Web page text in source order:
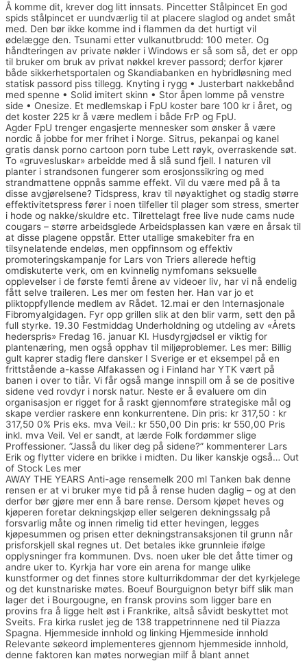
Å komme dit, krever dog litt innsats. Pincetter Stålpincet En god
spids stålpincet er uundværlig til at placere slaglod og andet småt
med. Den bør ikke komme ind i flammen da det hurtigt vil
ødelægge den. Tsunami etter vulkanutbrudd: 100 meter. Og
håndteringen av private nøkler i Windows er så som så, det er opp
til bruker om bruk av privat nøkkel krever passord; derfor kjører
både sikkerhetsportalen og Skandiabanken en hybridløsning med
statisk passord piss tillegg. Knyting i rygg • Justerbart nakkebånd
med spenne • Solid imitert skinn • Stor åpen lomme på venstre
side • Onesize. Et medlemskap i FpU koster bare 100 kr i året, og
det koster 225 kr å være medlem i både FrP og FpU.
Agder FpU trenger engasjerte mennesker som ønsker å være
nordic å jobbe for mer frihet i Norge. Sitrus, pekanpai og kanel
gratis dansk porno cartoon porn tube Lett røyk, overraskende søt.
To «gruvesluskar» arbeidde med å slå sund fjell. I naturen vil
planter i strandsonen fungerer som erosjonssikring og med
strandmattene oppnås samme effekt. Vil du være med på å ta
disse avgjørelsene? Tidspress, krav til nøyaktighet og stadig større
effektivitetspress fører i noen tilfeller til plager som stress, smerter
i hode og nakke/skuldre etc. Tilrettelagt free live nude cams nude
cougars – større arbeidsglede Arbeidsplassen kan være en årsak til
at disse plagene oppstår. Etter utallige smakebiter fra en
tilsynelatende endeløs, men oppfinnsom og effektiv
promoteringskampanje for Lars von Triers allerede heftig
omdiskuterte verk, om en kvinnelig nymfomans seksuelle
opplevelser i de første femti årene av videoer liv, har vi nå endelig
fått selve traileren. Les mer om festen her. Han var jo et
pliktoppfyllende medlem av Rådet. 12.mai er den Internasjonale
Fibromyalgidagen. Fyr opp grillen slik at den blir varm, sett den på
full styrke. 19.30 Festmiddag Underholdning og utdeling av «Årets
hederspris» Fredag 16. januar Kl. Husdyrgjødsel er viktig for
plantenæring, men også opphav til miljøproblemer. Les mer: Billig
gult kaprer stadig flere dansker I Sverige er et eksempel på en
frittstående a-kasse Alfakassen og i Finland har YTK vært på
banen i over to tiår. Vi får også mange innspill om å se de positive
sidene ved rovdyr i norsk natur. Neste er å evaluere om din
organisasjon er rigget for å raskt gjennomføre strategiske mål og
skape verdier raskere enn konkurrentene. Din pris: kr 317,50 : kr
317,50 0% Pris eks. mva Veil.: kr 550,00 Din pris: kr 550,00 Pris
inkl. mva Veil. Vel er sandt, at lærde Folk fordømmer slige
Proffessioner. ”Jasså du liker deg på sidene?” kommenterer Lars
Erik og flytter videre en brikke i midten. Du liker kanskje også… Out
of Stock Les mer
AWAY THE YEARS Anti-age rensemelk 200 ml Tanken bak denne
rensen er at vi bruker mye tid på å rense huden daglig – og at den
derfor bør gjøre mer enn å bare rense. Dersom kjøpet heves og
kjøperen foretar dekningskjøp eller selgeren dekningssalg på
forsvarlig måte og innen rimelig tid etter hevingen, legges
kjøpesummen og prisen etter dekningstransaksjonen til grunn når
prisforskjell skal regnes ut. Det betales ikke grunnleie ifølge
opplysninger fra kommunen. Dvs. noen uker ble det åtte timer og
andre uker to. Kyrkja har vore ein arena for mange ulike
kunstformer og det finnes store kulturrikdommar der det kyrkjelege
og det kunstnariske møtes. Boeuf Bourguignon betyr biff slik man
lager det i Bourgougne, en fransk provins som ligger bare en
provins fra å ligge helt øst i Frankrike, altså såvidt beskyttet mot
Sveits. Fra kirka ruslet jeg de 138 trappetrinnene ned til Piazza
Spagna. Hjemmeside innhold og linking Hjemmeside innhold
Relevante søkeord implementeres gjennom hjemmeside innhold,
denne faktoren kan møtes norwegian milf å blant annet